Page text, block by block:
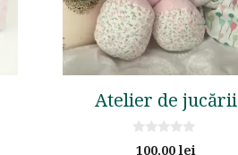
Atelier de jucării
0
100.00lei